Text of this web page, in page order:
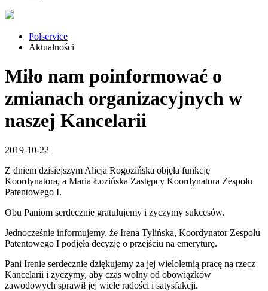
Polservice
Aktualności
Miło nam poinformować o
zmianach organizacyjnych w
naszej Kancelarii
2019-10-22
Z dniem dzisiejszym Alicja Rogozińska objęła funkcję
Koordynatora, a Maria Łozińska Zastępcy Koordynatora Zespołu
Patentowego I.
Obu Paniom serdecznie gratulujemy i życzymy sukcesów.
Jednocześnie informujemy, że Irena Tylińska, Koordynator Zespołu
Patentowego I podjęła decyzję o przejściu na emeryturę.
Pani Irenie serdecznie dziękujemy za jej wieloletnią pracę na rzecz
Kancelarii i życzymy, aby czas wolny od obowiązków
zawodowych sprawił jej wiele radości i satysfakcji.